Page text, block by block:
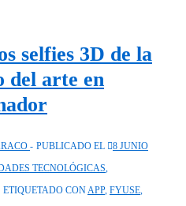
selfies 3D de la
del arte en
PUBLICADO EL
8 JUNIO
TECNOLÓGICAS,
ETIQUETADO CONAPP, FYUSE,